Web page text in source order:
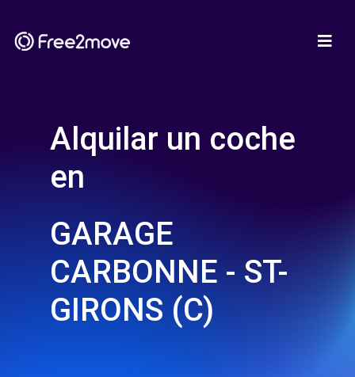
Alquilar un coche
en
GARAGE
CARBONNE - ST-
GIRONS (C)